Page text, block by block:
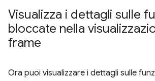
Visualizza i dettagli sulle
bloccate nella
frame
Ora puoi visualizzare i dettagli sulle